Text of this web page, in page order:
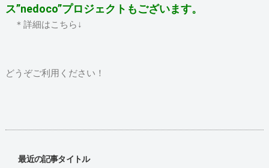
ス”nedoco”プロジェクトもございます。
＊詳細はこちら↓
どうぞご利用ください！
最近の記事タイトル